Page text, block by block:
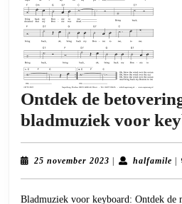
Ontdek de
bladmuziek voor
25 november 2023 25
halfamile
Bladmuziek voor keyboard: Ontdek de